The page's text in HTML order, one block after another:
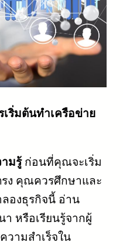
ริ่มต้นทำเครือข่าย
มรู้ก่อนที่คุณจะเริ่ม
ง คุณควรศึกษาและ
ลองธุรกิจนี้ อ่าน
หรือเรียนรู้จากผู้
วามสำเร็จใน